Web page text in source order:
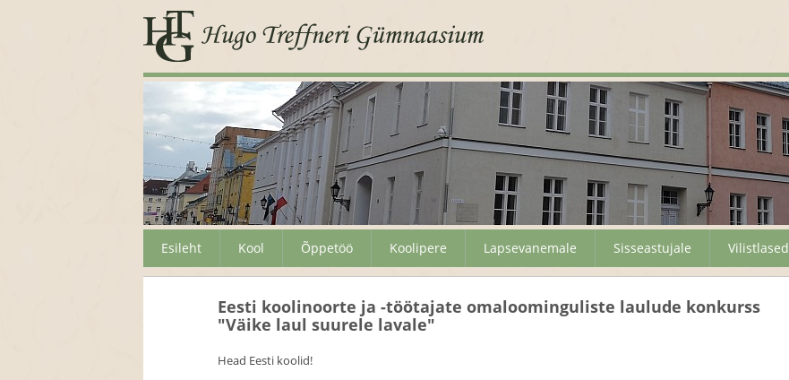
Esileht Kool Õppetöö Koolipere Lapsevanemale Sisseastujale Vilistlased
Eesti koolinoorte ja -töötajate omaloominguliste laulude konkurss
"Väike laul suurele lavale"
Head Eesti koolid!